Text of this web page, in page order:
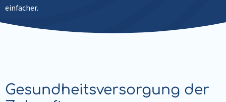
einfacher.
Gesundheitsversorgung der